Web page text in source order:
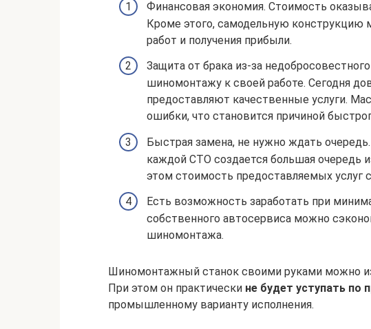
Финансовая экономия. Стоимость
Кроме этого, самодельную конструкцию
работ и получения прибыли.
Защита от брака из-за
шиномонтажу к своей работе. Сегодня
предоставляют качественные услуги.
ошибки, что становится причиной
Быстрая замена, не нужно ждать
каждой СТО создается большая очередь
этом стоимость предоставляемых услуг
Есть возможность заработать при
собственного автосервиса можно
шиномонтажа.
Шиномонтажный станок своими руками можно
При этом он практически не будет уступать по
промышленному варианту исполнения.